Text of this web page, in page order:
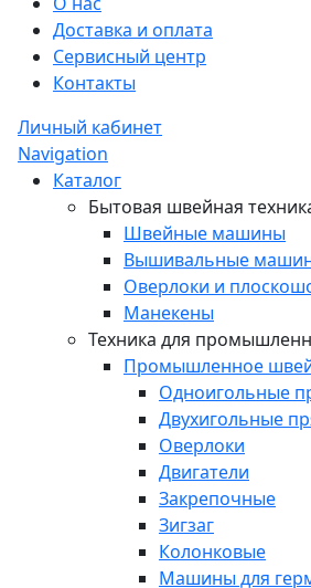
Доставка и оплата
Сервисный центр
Контакты
Личный кабинет
Navigation
Каталог
Бытовая швейная
Швейные машины
Вышивальные
Оверлоки и
Манекены
Техника для
Промышленное
Одноигольные
Двухигольные
Оверлоки
Двигатели
Закрепочные
Зигзаг
Колонковые
Машины для